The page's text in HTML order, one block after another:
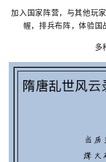
加入国家阵营，与其他玩
幄，排兵布阵，体验国
多